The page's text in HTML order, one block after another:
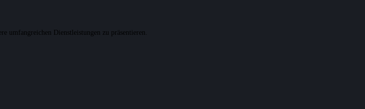
umfangreichen Dienstleistungen zu präsentieren.